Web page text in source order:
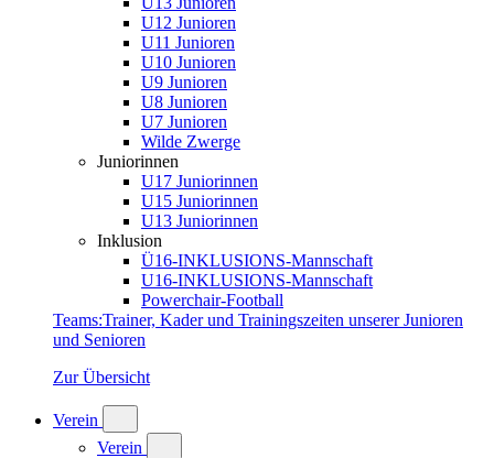
U12 Junioren
U11 Junioren
U10 Junioren
U9 Junioren
U8 Junioren
U7 Junioren
Wilde Zwerge
Juniorinnen
U17 Juniorinnen
U15 Juniorinnen
U13 Juniorinnen
Inklusion
Ü16-INKLUSIONS-Mannschaft
U16-INKLUSIONS-Mannschaft
Powerchair-Football
Teams:Trainer, Kader und Trainingszeiten unserer Junioren
und Senioren
Zur Übersicht
Verein
Verein